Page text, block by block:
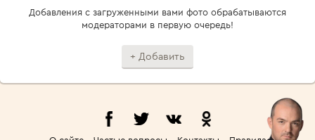
Добавления с загруженными вами фото обрабатываются
модераторами в первую очередь!